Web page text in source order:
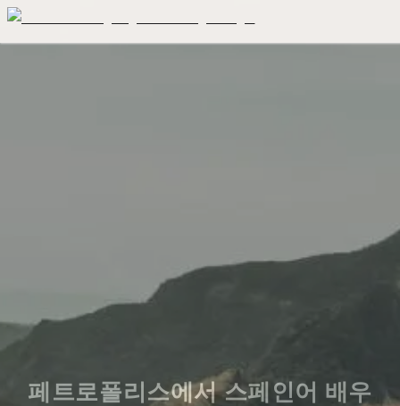
페트로폴리스에서 스페인어 배우